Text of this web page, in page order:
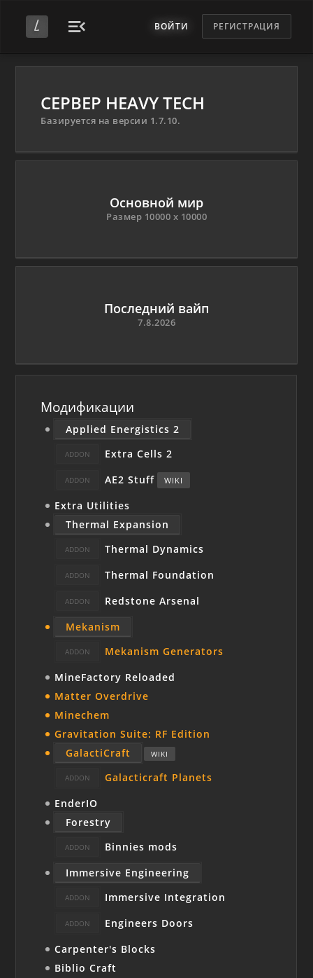
ВОЙТИ РЕГИСТРАЦИЯ
СЕРВЕР HEAVY TECH
Базируется на версии 1.7.10.
Основной мир
Размер 10000 х 10000
Последний вайп
7.8.2026
Модификации
Applied Energistics 2
Extra Cells 2
AE2 Stuff
WIKI
Extra Utilities
Thermal Expansion
Thermal Dynamics
Thermal Foundation
Redstone Arsenal
Mekanism
Mekanism Generators
MineFactory Reloaded
Matter Overdrive
Minechem
Gravitation Suite: RF Edition
GalactiCraft
WIKI
Galacticraft Planets
EnderIO
Forestry
Binnies mods
Immersive Engineering
Immersive Integration
Engineers Doors
Carpenter's Blocks
Biblio Craft